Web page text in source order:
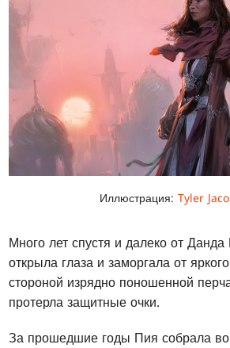
Иллюстрация: Tyler
Много лет спустя и далеко от
открыла глаза и заморгала от
стороной изрядно поношенной
протерла защитные очки.
За прошедшие годы Пия собрала